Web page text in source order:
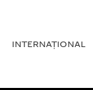
INTERNAŢIONAL